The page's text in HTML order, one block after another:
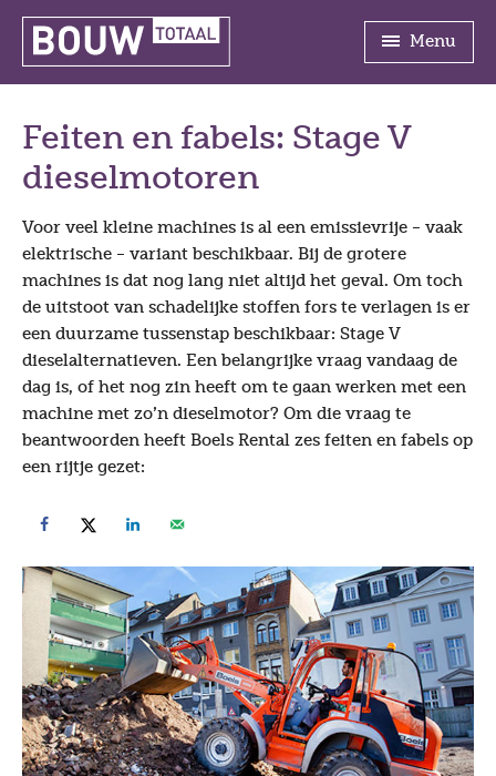
Menu
Feiten en fabels: Stage V
dieselmotoren
Voor veel kleine machines is al een emissievrije – vaak
elektrische – variant beschikbaar. Bij de grotere
machines is dat nog lang niet altijd het geval. Om toch
de uitstoot van schadelijke stoffen fors te verlagen is er
een duurzame tussenstap beschikbaar: Stage V
dieselalternatieven. Een belangrijke vraag vandaag de
dag is, of het nog zin heeft om te gaan werken met een
machine met zo’n dieselmotor? Om die vraag te
beantwoorden heeft Boels Rental zes feiten en fabels op
een rijtje gezet: